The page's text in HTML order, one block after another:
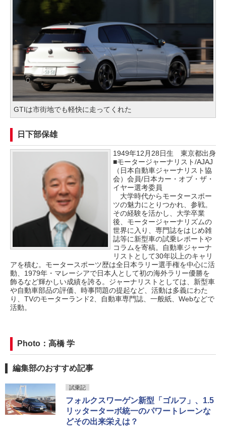
GTIは市街地でも軽快に走ってくれた
日下部保雄
1949年12月28日生 東京都出身
■モータージャーナリスト/AJAJ
（日本自動車ジャーナリスト協
会）会員/日本カー・オブ・ザ・
イヤー選考委員
大学時代からモータースポー
ツの魅力にとりつかれ、参戦。
その経験を活かし、大学卒業
後、モータージャーナリズムの
世界に入り、専門誌をはじめ雑
誌等に新型車の試乗レポートや
コラムを寄稿。自動車ジャーナ
リストとして30年以上のキャリ
アを積む。モータースポーツ歴は全日本ラリー選手権を中心に活
動、1979年・マレーシアで日本人として初の海外ラリー優勝を
飾るなど輝かしい成績を誇る。ジャーナリストとしては、新型車
や自動車部品の評価、時事問題の提起など、活動は多義にわた
り、TVのモーターランド2、自動車専門誌、一般紙、Webなどで
活動。
Photo：高橋 学
編集部のおすすめ記事
試乗記
フォルクスワーゲン新型「ゴルフ」、1.5
リッターターボ統一のパワートレーンな
どその出来栄えは？